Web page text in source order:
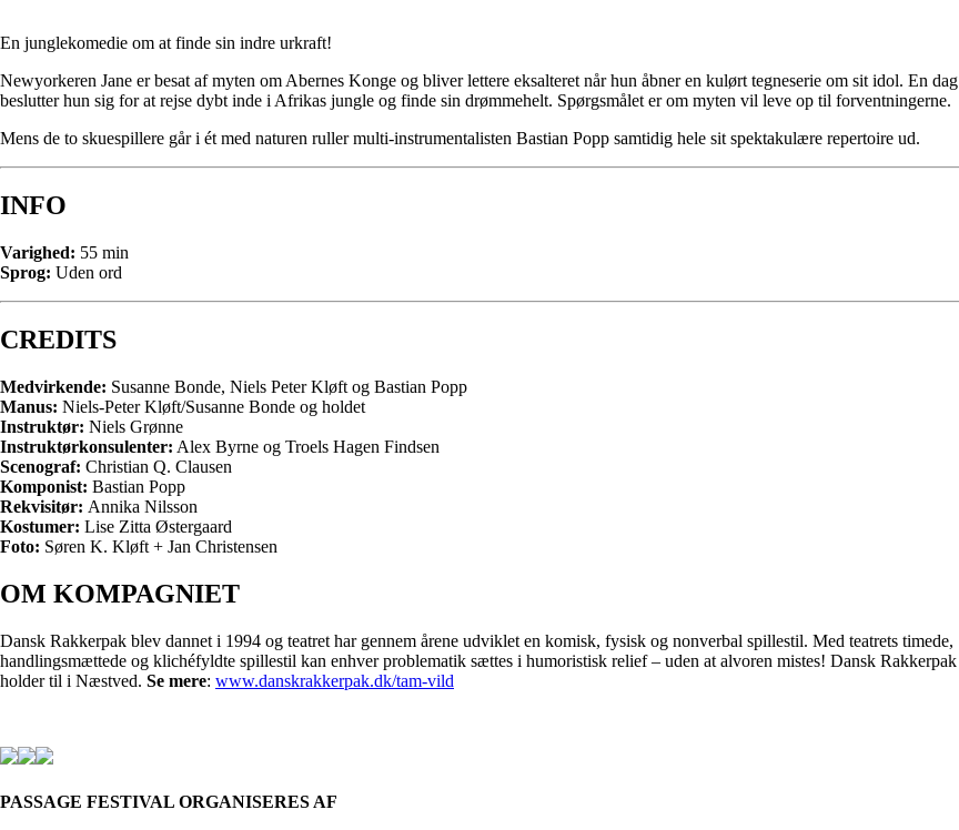
En junglekomedie om at finde sin indre urkraft!
Newyorkeren Jane er besat af myten om Abernes Konge og bliver lettere eksalteret når hun åbner en kulørt tegneserie om sit idol. En dag
beslutter hun sig for at rejse dybt inde i Afrikas jungle og finde sin drømmehelt. Spørgsmålet er om myten vil leve op til forventningerne.
Mens de to skuespillere går i ét med naturen ruller multi-instrumentalisten Bastian Popp samtidig hele sit spektakulære repertoire ud.
INFO
Varighed: 55 min
Sprog: Uden ord
CREDITS
Medvirkende: Susanne Bonde, Niels Peter Kløft og Bastian Popp
Manus: Niels-Peter Kløft/Susanne Bonde og holdet
Instruktør: Niels Grønne
Instruktørkonsulenter: Alex Byrne og Troels Hagen Findsen
Scenograf: Christian Q. Clausen
Komponist: Bastian Popp
Rekvisitør: Annika Nilsson
Kostumer: Lise Zitta Østergaard
Foto: Søren K. Kløft + Jan Christensen
OM KOMPAGNIET
Dansk Rakkerpak blev dannet i 1994 og teatret har gennem årene udviklet en komisk, fysisk og nonverbal spillestil. Med teatrets timede,
handlingsmættede og klichéfyldte spillestil kan enhver problematik sættes i humoristisk relief – uden at alvoren mistes! Dansk Rakkerpak
holder til i Næstved. Se mere: www.danskrakkerpak.dk/tam-vild
PASSAGE FESTIVAL ORGANISERES AF